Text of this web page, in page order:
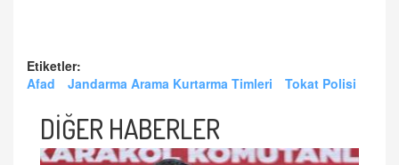
Etiketler:
Afad
Jandarma Arama Kurtarma Timleri Tokat Polisi
DİĞER HABERLER